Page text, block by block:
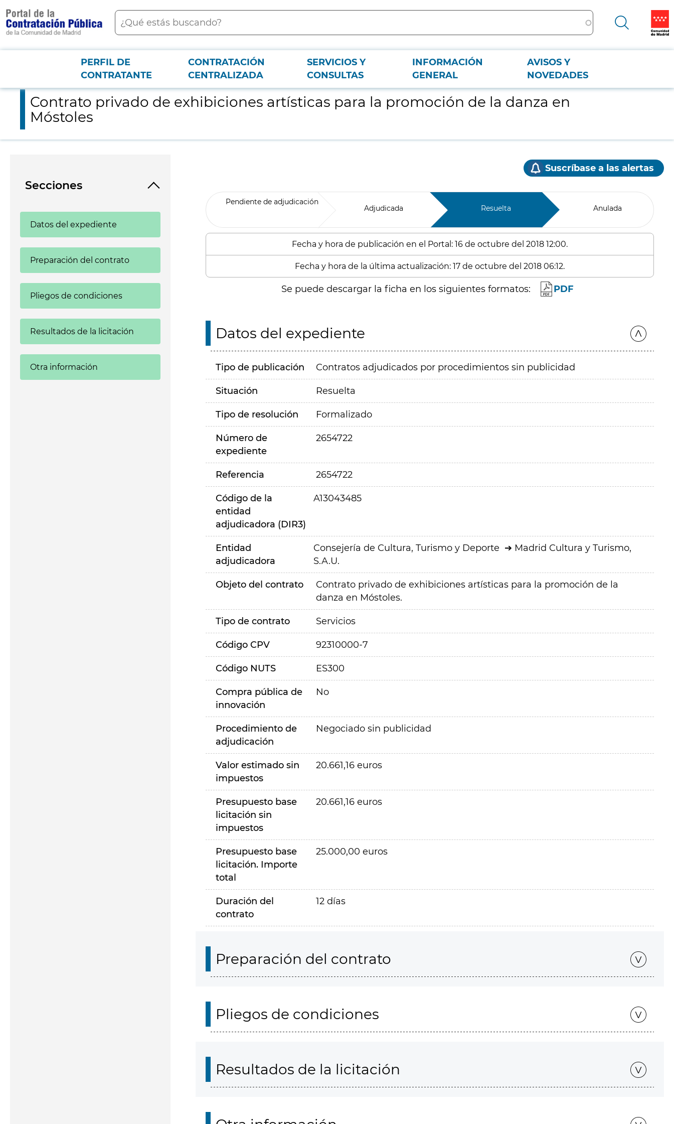
contenido
principal
Buscar
Menú PCON
PERFIL DE
CONTRATANTE
CONTRATACIÓN
CENTRALIZADA
SERVICIOS Y
CONSULTAS
INFORMACIÓN
GENERAL
AVISOS Y
NOVEDADES
Contrato privado de exhibiciones artísticas para la promoción de la danza en Móstoles
Contrato privado de exhibiciones artísticas para la promoción de la danza en
Móstoles
Secciones
Datos del expediente
Preparación del contrato
Pliegos de condiciones
Resultados de la licitación
Otra información
Suscríbase a las alertas
Pendiente de adjudicación
Adjudicada Resuelta Anulada
Fecha y hora de publicación en el Portal: 16 de octubre del 2018 12:00.
Fecha y hora de la última actualización: 17 de octubre del 2018 06:12.
Se puede descargar la ficha en los siguientes formatos: PDF
Datos del expediente
Tipo de publicación Contratos adjudicados por procedimientos sin publicidad
Situación Resuelta
Tipo de resolución Formalizado
Número de
expediente
2654722
Referencia 2654722
Código de la
entidad
adjudicadora (DIR3)
A13043485
Entidad
adjudicadora
Consejería de Cultura, Turismo y Deporte
Madrid Cultura y Turismo,
S.A.U.
Objeto del contrato
Contrato privado de exhibiciones artísticas para la promoción de la
danza en Móstoles.
Tipo de contrato Servicios
Código CPV 92310000-7
Código NUTS ES300
Compra pública de
innovación
No
Procedimiento de
adjudicación
Negociado sin publicidad
Valor estimado sin
impuestos
20.661,16 euros
Presupuesto base
licitación sin
impuestos
20.661,16 euros
Presupuesto base
licitación. Importe
total
25.000,00 euros
Duración del
contrato
12 días
Preparación del contrato
Pliegos de condiciones
Resultados de la licitación